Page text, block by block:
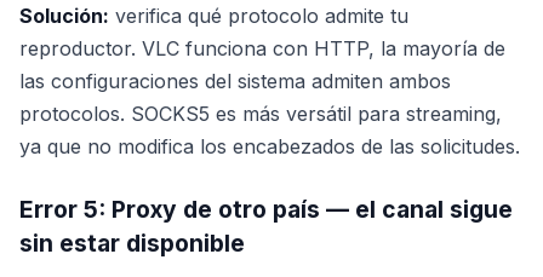
Solución: verifica qué protocolo admite tu
reproductor. VLC funciona con HTTP, la mayoría de
las configuraciones del sistema admiten ambos
protocolos. SOCKS5 es más versátil para streaming,
ya que no modifica los encabezados de las solicitudes.
Error 5: Proxy de otro país — el canal sigue
sin estar disponible